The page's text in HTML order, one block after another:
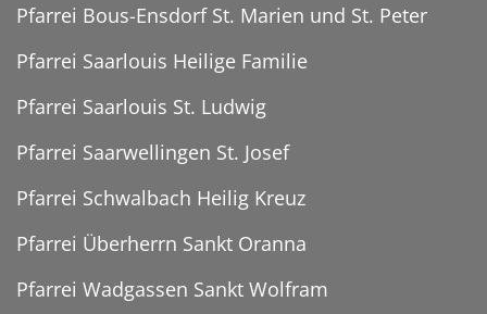
Pfarrei Bous-Ensdorf St. Marien und St. Peter
Pfarrei Saarlouis Heilige Familie
Pfarrei Saarlouis St. Ludwig
Pfarrei Saarwellingen St. Josef
Pfarrei Schwalbach Heilig Kreuz
Pfarrei Überherrn Sankt Oranna
Pfarrei Wadgassen Sankt Wolfram